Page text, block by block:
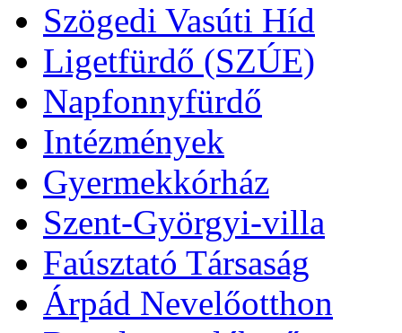
Szögedi Vasúti Híd
Ligetfürdő (SZÚE)
Napfonnyfürdő
Intézmények
Gyermekkórház
Szent-Györgyi-villa
Faúsztató Társaság
Árpád Nevelőotthon